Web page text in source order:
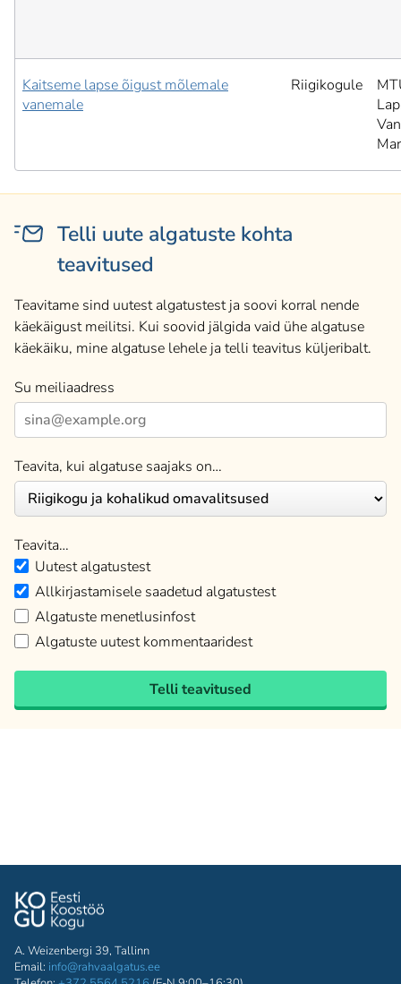
Kaitseme lapse õigust mõlemale
vanemale
Riigikogule
Telli uute algatuste kohta
teavitused
Teavitame sind uutest algatustest ja soovi korral nende
käekäigust meilitsi. Kui soovid jälgida vaid ühe algatuse
käekäiku, mine algatuse lehele ja telli teavitus küljeribalt.
Su meiliaadress
Teavita, kui algatuse saajaks on…
Teavita…
Uutest algatustest
Allkirjastamisele saadetud algatustest
Algatuste menetlusinfost
Algatuste uutest kommentaaridest
Telli teavitused
A. Weizenbergi 39, Tallinn
Email: info@rahvaalgatus.ee